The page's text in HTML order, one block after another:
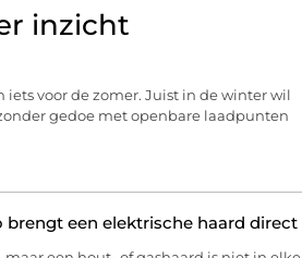
inzicht
voor de zomer. Juist in de winter wil
gedoe met openbare laadpunten
een elektrische haard direct